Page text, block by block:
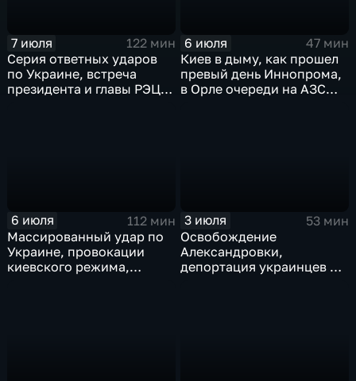
7 июля
122 мин
Серия ответных ударов
по Украине, встреча
президента и главы РЭЦ,
6 июля
47 мин
Киев в дыму, как прошел
превый день Иннопрома,
в Орле очереди на АЗС
6 июля
112 мин
Массированный удар по
Украине, провокации
киевского режима,
3 июля
53 мин
Освобождение
Александровки,
депортация украинцев из